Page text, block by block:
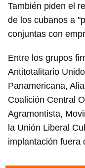
También piden el
de los cubanos a
conjuntas con
Entre los grupos
Antitotalitario
Panamericana,
Coalición Central
Agramontista,
la Unión Liberal
implantación fuera